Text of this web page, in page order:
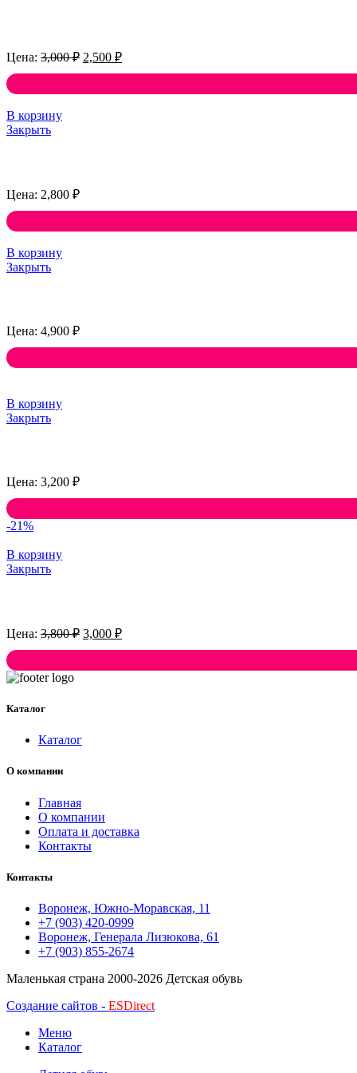
3,000₽ Первоначальная
2,500 ₽Текущая
В корзину
Закрыть
2,800 ₽
В корзину
Закрыть
4,900 ₽
В корзину
Закрыть
3,200 ₽
-21%
В корзину
Закрыть
3,800₽ Первоначальная
3,000 ₽Текущая
Каталог
Каталог
О компании
Главная
О компании
Оплата и доставка
Контакты
Контакты
Воронеж, Южно-Моравская, 11
+7 (903) 420-0999
Воронеж, Генерала Лизюкова, 61
+7 (903) 855-2674
Маленькая страна 2000-2026 Детская обувь
Создание сайтов - ESDirect
Меню
Каталог